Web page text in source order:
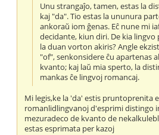
Unu strangaĵo, tamen, estas la
kaj "da". Tio estas la ununura
ankoraŭ iom ĝenas. Eĉ nune mi
decidante, kiun diri. De kia lingvo
la duan vorton akiris? Angle
"of", senkonsidere ĉu apartenas
kvanto; kaj laŭ mia sperto, la
mankas ĉe lingvoj romancaj.
Mi legis,ke la 'da' estis pruntoprenita
romanlidlingvanoj d'esprimi distingo
mezuradeco de kvanto de
estas esprimata per kazoj